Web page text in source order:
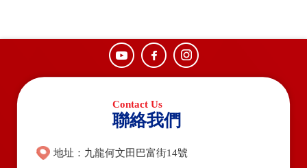
聯絡我們
地址：九龍何文田巴富街14號